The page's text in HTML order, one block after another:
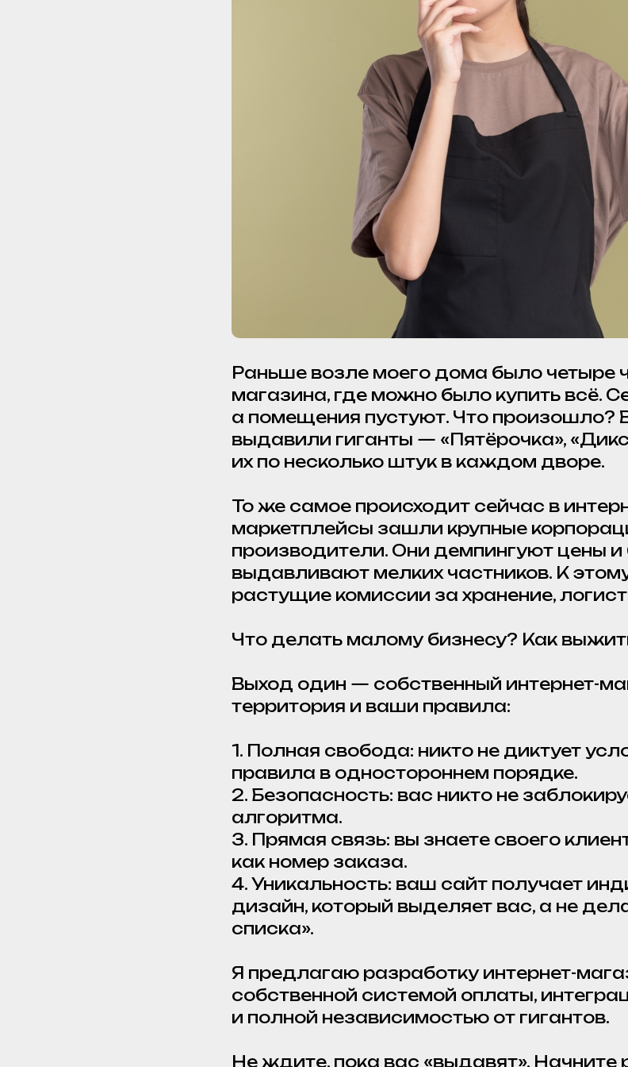
Раньше возле моего дома было четыре
магазина, где можно было купить всё.
а помещения пустуют. Что произошло?
выдавили гиганты — «Пятёрочка»,
их по несколько штук в каждом дворе.
То же самое происходит сейчас в
маркетплейсы зашли крупные
производители. Они демпингуют цены и
выдавливают мелких частников. К
растущие комиссии за хранение,
Что делать малому бизнесу? Как
Выход один — собственный интернет-
территория и ваши правила:
1. Полная свобода: никто не диктует
правила в одностороннем порядке.
2. Безопасность: вас никто не
алгоритма.
3. Прямая связь: вы знаете своего
как номер заказа.
4. Уникальность: ваш сайт получает
дизайн, который выделяет вас, а не
списка».
Я предлагаю разработку интернет-
собственной системой оплаты,
и полной независимостью от гигантов.
Не ждите, пока вас «выдавят». Начните